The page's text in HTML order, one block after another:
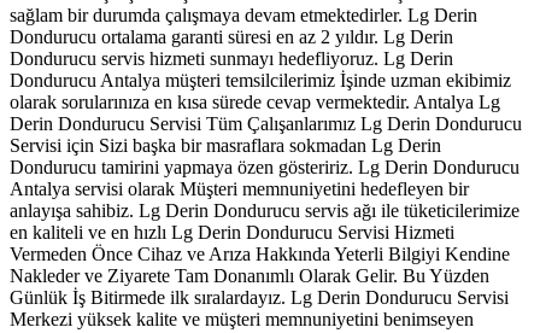
sağlam bir durumda çalışmaya devam etmektedirler. Lg Derin
Dondurucu ortalama garanti süresi en az 2 yıldır. Lg Derin
Dondurucu servis hizmeti sunmayı hedefliyoruz. Lg Derin
Dondurucu Antalya müşteri temsilcilerimiz İşinde uzman ekibimiz
olarak sorularınıza en kısa sürede cevap vermektedir. Antalya Lg
Derin Dondurucu Servisi Tüm Çalışanlarımız Lg Derin Dondurucu
Servisi için Sizi başka bir masraflara sokmadan Lg Derin
Dondurucu tamirini yapmaya özen gösteririz. Lg Derin Dondurucu
Antalya servisi olarak Müşteri memnuniyetini hedefleyen bir
anlayışa sahibiz. Lg Derin Dondurucu servis ağı ile tüketicilerimize
en kaliteli ve en hızlı Lg Derin Dondurucu Servisi Hizmeti
Vermeden Önce Cihaz ve Arıza Hakkında Yeterli Bilgiyi Kendine
Nakleder ve Ziyarete Tam Donanımlı Olarak Gelir. Bu Yüzden
Günlük İş Bitirmede ilk sıralardayız. Lg Derin Dondurucu Servisi
Merkezi yüksek kalite ve müşteri memnuniyetini benimseyen